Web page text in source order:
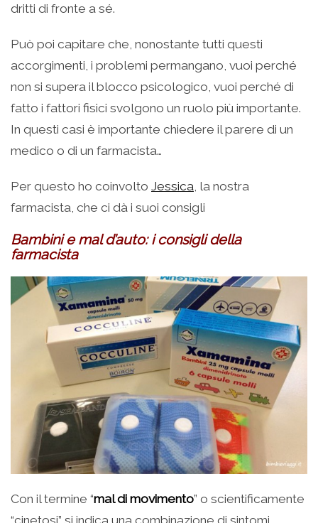
dritti di fronte a sé.
Può poi capitare che, nonostante tutti questi
accorgimenti, i problemi permangano, vuoi perché
non si supera il blocco psicologico, vuoi perché di
fatto i fattori fisici svolgono un ruolo più importante.
In questi casi è importante chiedere il parere di un
medico o di un farmacista…
Per questo ho coinvolto Jessica , la nostra
farmacista, che ci dà i suoi consigli
Bambini e mal d’auto: i consigli della
farmacista
Con il termine “mal di movimento” o scientificamente